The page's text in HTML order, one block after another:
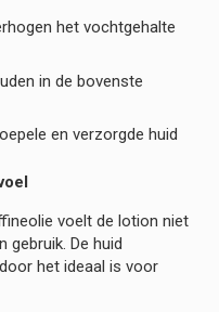
het vochtgehalte
in de bovenste
en verzorgde huid
voelt de lotion niet
gebruik. De huid
het ideaal is voor